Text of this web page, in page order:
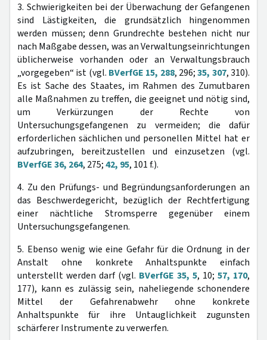
3. Schwierigkeiten bei der Überwachung der Gefangenen
sind Lästigkeiten, die grundsätzlich hingenommen
werden müssen; denn Grundrechte bestehen nicht nur
nach Maßgabe dessen, was an Verwaltungseinrichtungen
üblicherweise vorhanden oder an Verwaltungsbrauch
„vorgegeben“ ist (vgl. BVerfGE 15, 288, 296;35, 307, 310).
Es ist Sache des Staates, im Rahmen des Zumutbaren
alle Maßnahmen zu treffen, die geeignet und nötig sind,
um Verkürzungen der Rechte von
Untersuchungsgefangenen zu vermeiden; die dafür
erforderlichen sächlichen und personellen Mittel hat er
aufzubringen, bereitzustellen und einzusetzen (vgl.
BVerfGE 36, 264, 275;42, 95, 101 f.).
4. Zu den Prüfungs- und Begründungsanforderungen an
das Beschwerdegericht, bezüglich der Rechtfertigung
einer nächtliche Stromsperre gegenüber einem
Untersuchungsgefangenen.
5. Ebenso wenig wie eine Gefahr für die Ordnung in der
Anstalt ohne konkrete Anhaltspunkte einfach
unterstellt werden darf (vgl. BVerfGE 35, 5, 10; 57, 170,
177), kann es zulässig sein, naheliegende schonendere
Mittel der Gefahrenabwehr ohne konkrete
Anhaltspunkte für ihre Untauglichkeit zugunsten
schärferer Instrumente zu verwerfen.